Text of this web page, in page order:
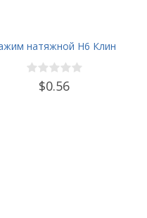
натяжной Н6 Клин
$0.56